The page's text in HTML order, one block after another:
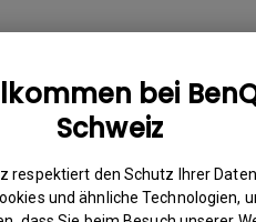
bei
Schweiz
respektiert den Schutz Ihrer
und ähnliche Technologien,